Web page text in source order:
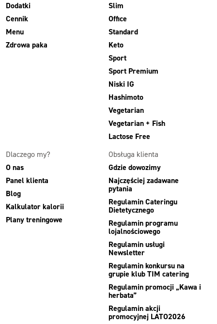
Dodatki
Cennik
Menu
Zdrowa paka
Slim
Office
Standard
Keto
Sport
Sport Premium
Niski IG
Hashimoto
Vegetarian
Vegetarian + Fish
Lactose Free
Dlaczego my?
O nas
Panel klienta
Blog
Kalkulator kalorii
Plany treningowe
Obsługa klienta
Gdzie dowozimy
Najczęściej zadawane
pytania
Regulamin Cateringu
Dietetycznego
Regulamin programu
lojalnościowego
Regulamin usługi
Newsletter
Regulamin konkursu na
grupie klub TIM catering
Regulamin promocji „Kawa i
herbata”
Regulamin akcji
promocyjnej LATO2026